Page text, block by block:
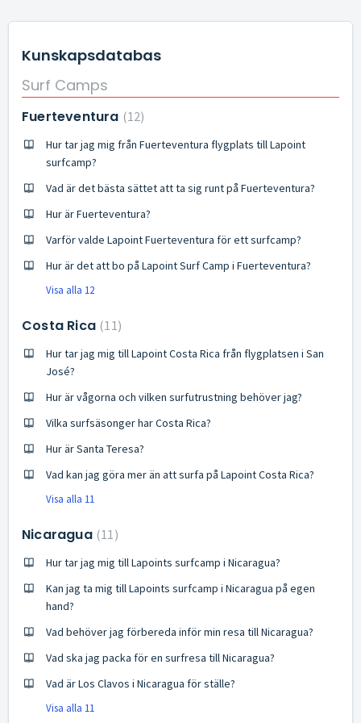
Kunskapsdatabas
Surf Camps
Fuerteventura 12
Hur tar jag mig från Fuerteventura flygplats till Lapoint
surfcamp?
Vad är det bästa sättet att ta sig runt på Fuerteventura?
Hur är Fuerteventura?
Varför valde Lapoint Fuerteventura för ett surfcamp?
Hur är det att bo på Lapoint Surf Camp i Fuerteventura?
Visa alla 12
Costa Rica 11
Hur tar jag mig till Lapoint Costa Rica från flygplatsen i San
José?
Hur är vågorna och vilken surfutrustning behöver jag?
Vilka surfsäsonger har Costa Rica?
Hur är Santa Teresa?
Vad kan jag göra mer än att surfa på Lapoint Costa Rica?
Visa alla 11
Nicaragua 11
Hur tar jag mig till Lapoints surfcamp i Nicaragua?
Kan jag ta mig till Lapoints surfcamp i Nicaragua på egen
hand?
Vad behöver jag förbereda inför min resa till Nicaragua?
Vad ska jag packa för en surfresa till Nicaragua?
Vad är Los Clavos i Nicaragua för ställe?
Visa alla 11